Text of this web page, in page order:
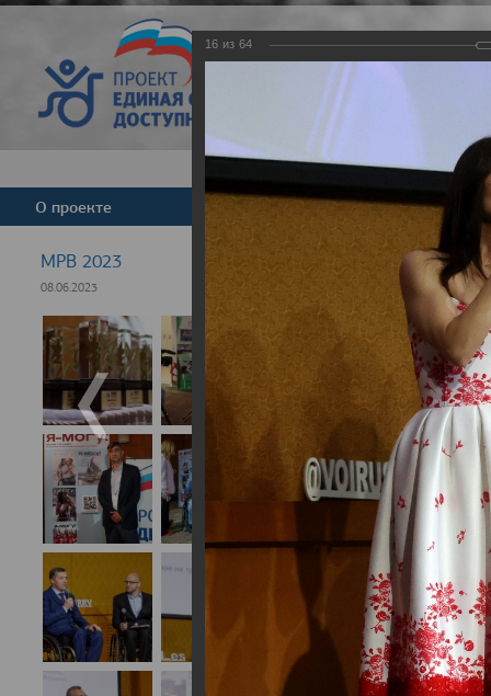
Версия для
О проекте Команда Новости
МРВ 2023
08.06.2023
16 из 64